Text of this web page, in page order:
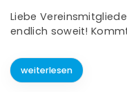
Liebe
endlich soweit!
weiterlesen